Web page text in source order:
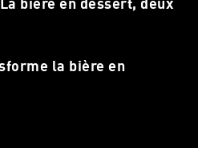
la bière en